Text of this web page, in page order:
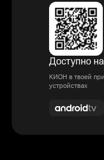
Доступно
КИОН в твоей
устройствах